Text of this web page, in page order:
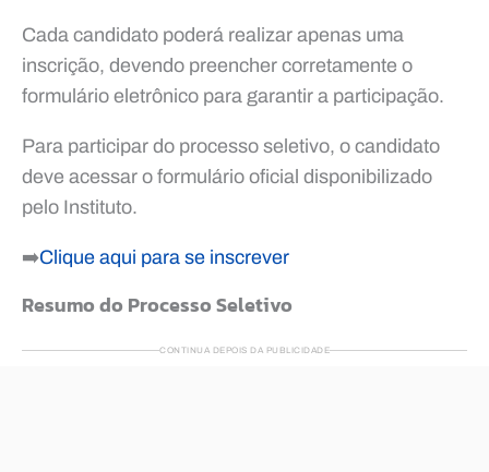
Cada candidato poderá realizar apenas uma
inscrição, devendo preencher corretamente o
formulário eletrônico para garantir a participação.
Para participar do processo seletivo, o candidato
deve acessar o formulário oficial disponibilizado
pelo Instituto.
➡️Clique aqui para se inscrever
Resumo do Processo Seletivo
CONTINUA DEPOIS DA PUBLICIDADE